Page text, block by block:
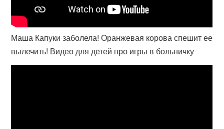
Маша Капуки заболела! Оранжевая корова спешит ее
вылечить! Видео для детей про игры в больничку